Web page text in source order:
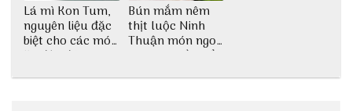
Lá mì Kon Tum,
nguyên liệu đặc
biệt cho các món
ăn độc đáo
Bún mắm nêm
thịt luộc Ninh
Thuận món ngon
dân dã miền biển